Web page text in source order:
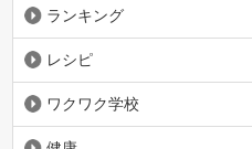
ランキング
レシピ
ワクワク学校